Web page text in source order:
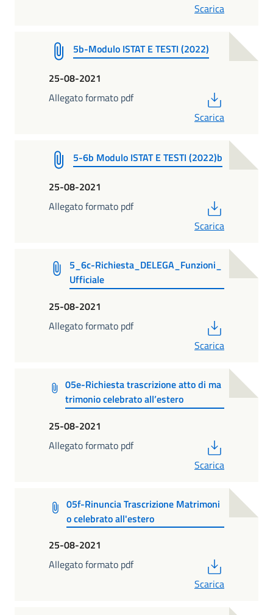
Scarica
5b-Modulo ISTAT E TESTI (2022)
25-08-2021
Allegato formato pdf
Scarica
5-6b Modulo ISTAT E TESTI (2022)b
25-08-2021
Allegato formato pdf
Scarica
5_6c-Richiesta_DELEGA_Funzioni_
Ufficiale
25-08-2021
Allegato formato pdf
Scarica
05e-Richiesta trascrizione atto di ma
trimonio celebrato all’estero
25-08-2021
Allegato formato pdf
Scarica
05f-Rinuncia Trascrizione Matrimoni
o celebrato all'estero
25-08-2021
Allegato formato pdf
Scarica